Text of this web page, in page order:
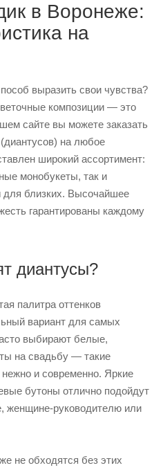
в Воронеже:
на
выразить свои чувства?
композиции — это
сайте вы можете заказать
на любое
широкий ассортимент:
монобукеты, так и
близких. Высочайшее
гарантированы каждому
диантусы?
палитра оттенков
вариант для самых
выбирают белые,
на свадьбу — такие
и современно. Яркие
бутоны отлично подойдут
женщине-руководителю или
не обходятся без этих